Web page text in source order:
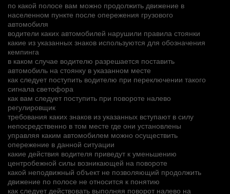
по какой полосе вам можно продолжить движение в
населенном пункте после опережения грузового
автомобиля
водители каких автомобилей нарушили правила стоянки
какие из указанных знаков используются для обозначения
кемпинга
в каком случае водителю разрешается поставить
автомобиль на стоянку в указанном месте
как следует поступить водителю при переключении такого
сигнала светофора
как вам следует поступить при повороте налево
регулировщик
требования каких знаков из указанных вступают в силу
непосредственно в том месте где они установлены
управляя каким автомобилем можно осуществить
опережение в данной ситуации
какие действия водителя приведут к уменьшению
центробежной силы возникающей на повороте
какой неподвижный объект не позволяющий продолжить
движение по полосе не относится к понятию
как следует действовать выполняя поворот налево на